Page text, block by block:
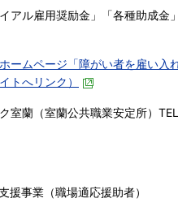
アル雇用奨励金」「各種助成金
ームページ「障がい者を雇い入
トへリンク）
室蘭（室蘭公共職業安定所）
援事業（職場適応援助者）